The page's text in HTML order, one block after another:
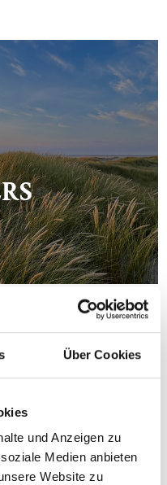
Über Cookies
und Anzeigen zu
Medien anbieten
Website zu
TRIPS